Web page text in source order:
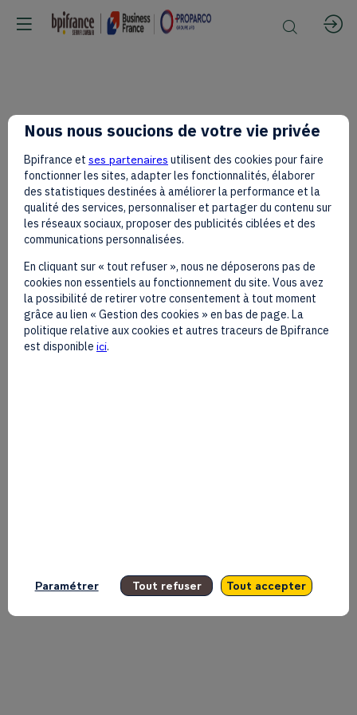
Kouakou
Abissa,
Atlantic
Group
CRRH-
UEMOA
Nous nous soucions de votre vie privée
Bpifrance et ses partenaires utilisent des cookies pour faire
fonctionner les sites, adapter les fonctionnalités, élaborer
des statistiques destinées à améliorer la performance et la
qualité des services, personnaliser et partager du contenu sur
les réseaux sociaux, proposer des publicités ciblées et des
communications personnalisées.
En cliquant sur « tout refuser », nous ne déposerons pas de
cookies non essentiels au fonctionnement du site. Vous avez
la possibilité de retirer votre consentement à tout moment
grâce au lien « Gestion des cookies » en bas de page. La
politique relative aux cookies et autres traceurs de Bpifrance
est disponible ici.
Paramétrer Tout refuser Tout accepter